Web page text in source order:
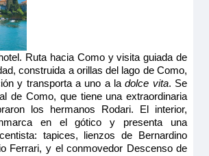
Ruta hacia Como y visita guiada de
construida a orillas del lago de Como,
y transporta a uno a ladolce vita. Se
de Como, que tiene una extraordinaria
los hermanos Rodari. El interior,
en el gótico y presenta una
tapices, lienzos de Bernardino
Ferrari, y el conmovedor Descenso de